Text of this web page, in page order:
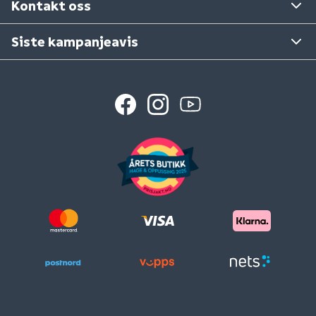
Kontakt oss
Siste kampanjeavis